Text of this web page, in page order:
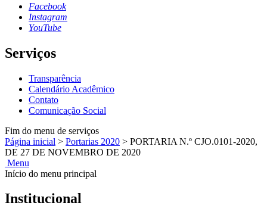
Facebook
Instagram
YouTube
Serviços
Transparência
Calendário Acadêmico
Contato
Comunicação Social
Fim do menu de serviços
Página inicial > Portarias 2020 > PORTARIA N.º CJO.0101-2020,
DE 27 DE NOVEMBRO DE 2020
Menu
Início do menu principal
Institucional